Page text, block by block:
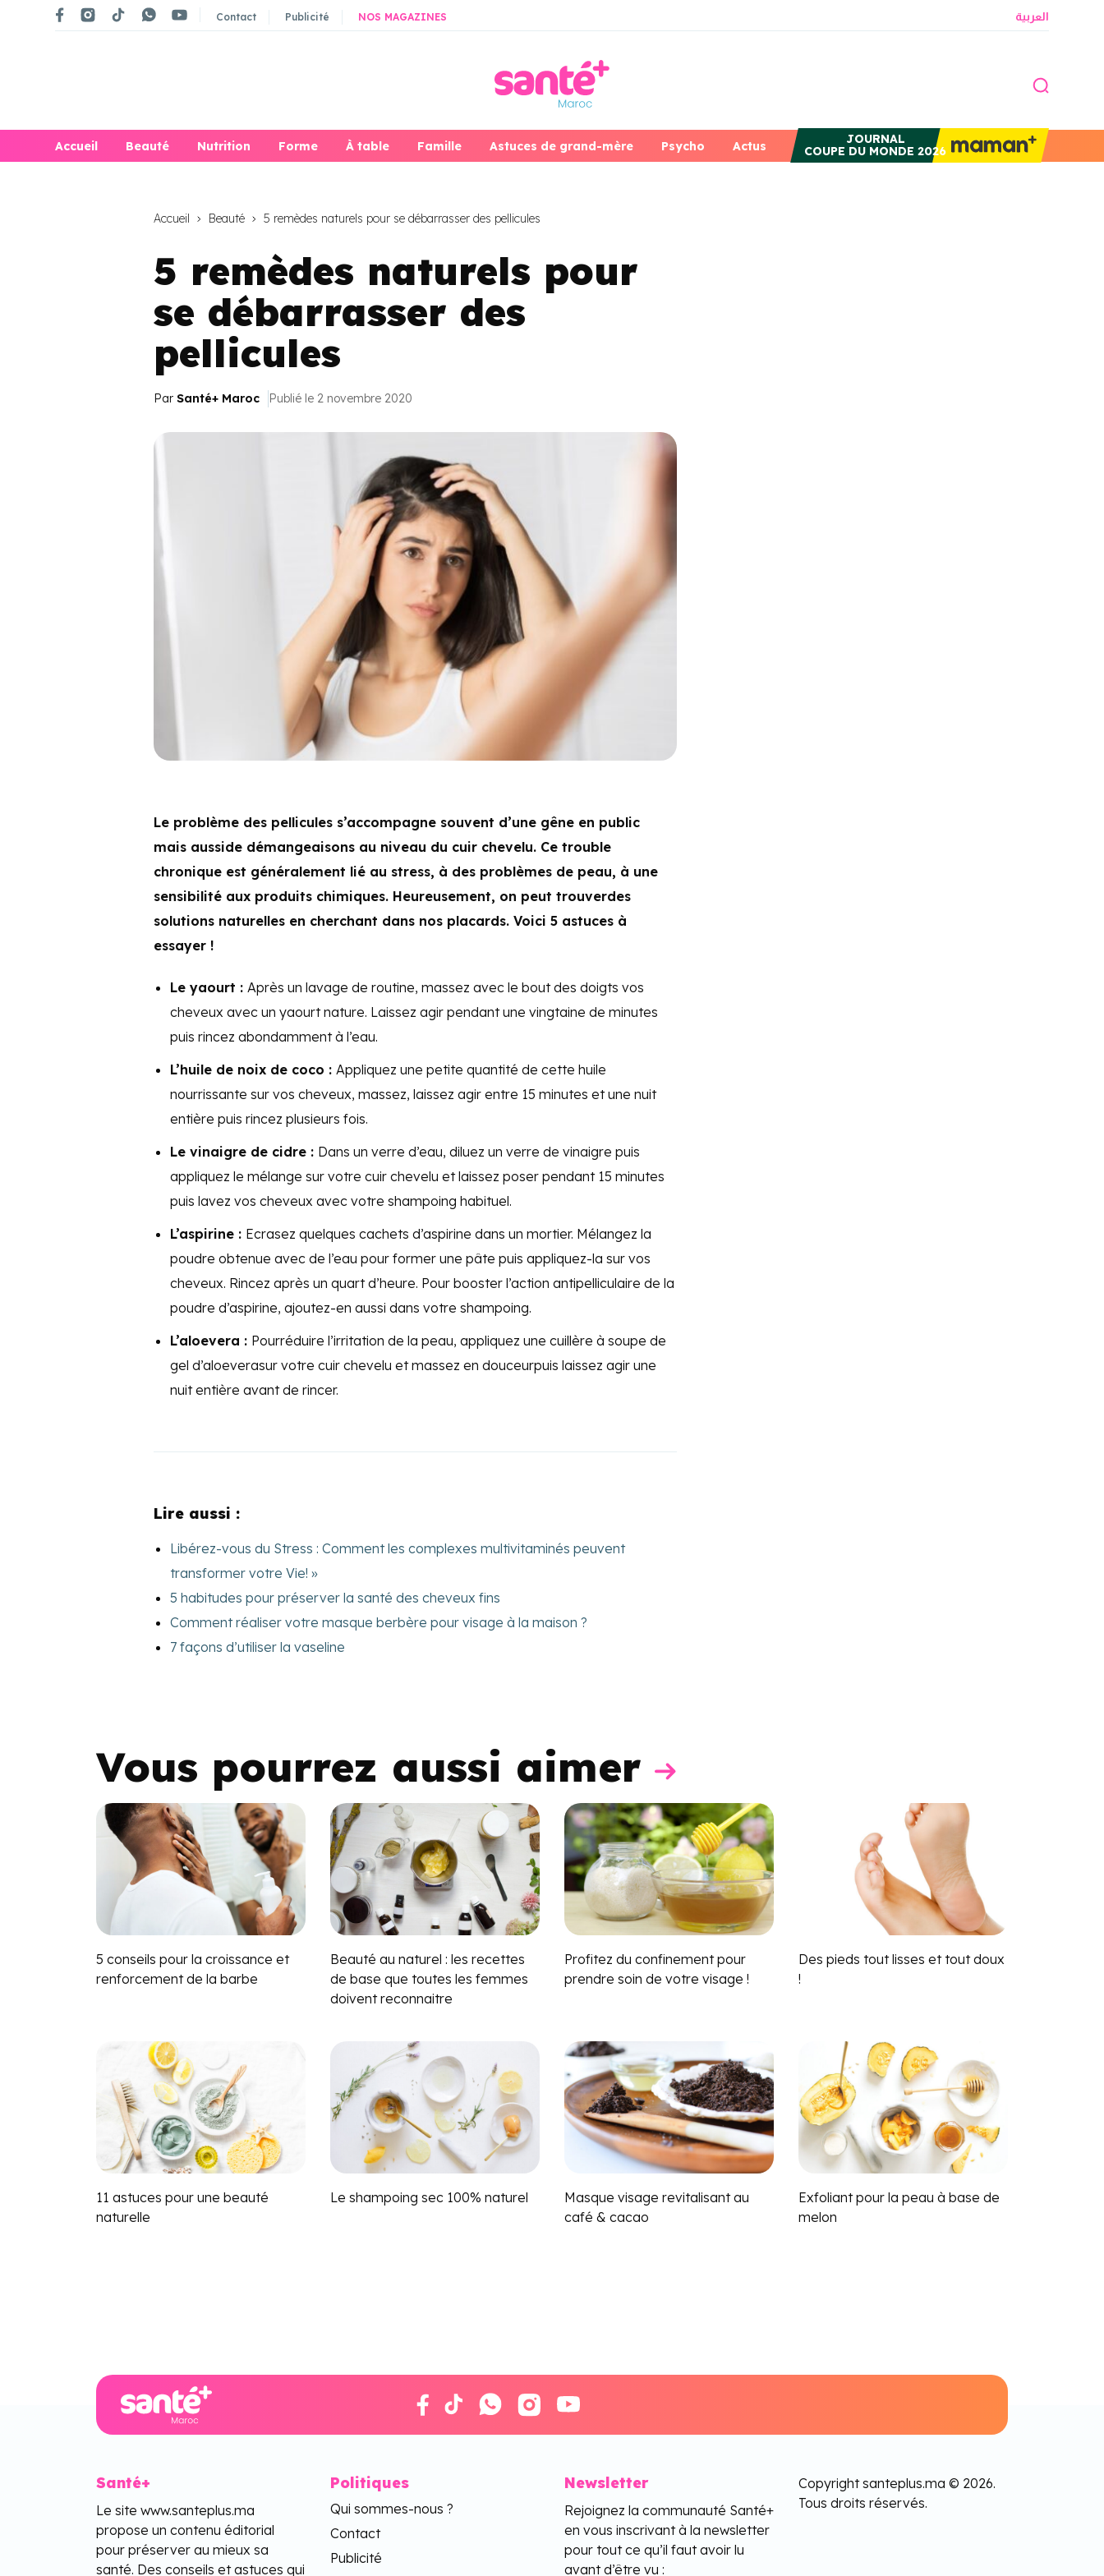
Contact Publicité NOS MAGAZINES العربية
Accueil Beauté Nutrition Forme À table Famille Astuces de grand-mère Psycho Actus
JOURNAL
COUPE DU MONDE 2026
Accueil Beauté 5 remèdes naturels pour se débarrasser des pellicules
5 remèdes naturels pour
se débarrasser des
pellicules
Par Santé+ Maroc Publié le 2 novembre 2020
Le problème des pellicules s’accompagne souvent d’une gêne en public
mais ausside démangeaisons au niveau du cuir chevelu. Ce trouble
chronique est généralement lié au stress, à des problèmes de peau, à une
sensibilité aux produits chimiques. Heureusement, on peut trouverdes
solutions naturelles en cherchant dans nos placards. Voici 5 astuces à
essayer !
Le yaourt : Après un lavage de routine, massez avec le bout des doigts vos
cheveux avec un yaourt nature. Laissez agir pendant une vingtaine de minutes
puis rincez abondamment à l’eau.
L’huile de noix de coco : Appliquez une petite quantité de cette huile
nourrissante sur vos cheveux, massez, laissez agir entre 15 minutes et une nuit
entière puis rincez plusieurs fois.
Le vinaigre de cidre : Dans un verre d’eau, diluez un verre de vinaigre puis
appliquez le mélange sur votre cuir chevelu et laissez poser pendant 15 minutes
puis lavez vos cheveux avec votre shampoing habituel.
L’aspirine : Ecrasez quelques cachets d’aspirine dans un mortier. Mélangez la
poudre obtenue avec de l’eau pour former une pâte puis appliquez-la sur vos
cheveux. Rincez après un quart d’heure. Pour booster l’action antipelliculaire de la
poudre d’aspirine, ajoutez-en aussi dans votre shampoing.
L’aloevera : Pourréduire l’irritation de la peau, appliquez une cuillère à soupe de
gel d’aloeverasur votre cuir chevelu et massez en douceurpuis laissez agir une
nuit entière avant de rincer.
Lire aussi :
Libérez-vous du Stress : Comment les complexes multivitaminés peuvent
transformer votre Vie! »
5 habitudes pour préserver la santé des cheveux fins
Comment réaliser votre masque berbère pour visage à la maison ?
7 façons d’utiliser la vaseline
Vous pourrez aussi aimer
5 conseils pour la croissance et
renforcement de la barbe
Beauté au naturel : les recettes
de base que toutes les femmes
doivent reconnaitre
Profitez du confinement pour
prendre soin de votre visage !
Des pieds tout lisses et tout doux
!
11 astuces pour une beauté
naturelle
Le shampoing sec 100% naturel
Masque visage revitalisant au
café & cacao
Exfoliant pour la peau à base de
melon
Santé+
Le site www.santeplus.ma
propose un contenu éditorial
pour préserver au mieux sa
santé. Des conseils et astuces qui
Politiques
Qui sommes-nous ?
Contact
Publicité
Newsletter
Rejoignez la communauté Santé+
en vous inscrivant à la newsletter
pour tout ce qu’il faut avoir lu
avant d’être vu :
Copyright santeplus.ma © 2026.
Tous droits réservés.